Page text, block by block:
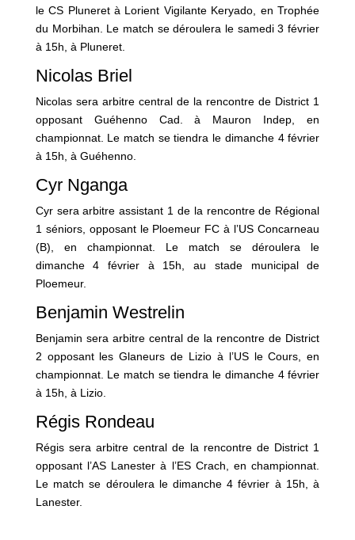
le CS Pluneret à Lorient Vigilante Keryado, en Trophée
du Morbihan. Le match se déroulera le samedi 3 février
à 15h, à Pluneret.
Nicolas Briel
Nicolas sera arbitre central de la rencontre de District 1
opposant Guéhenno Cad. à Mauron Indep, en
championnat. Le match se tiendra le dimanche 4 février
à 15h, à Guéhenno.
Cyr Nganga
Cyr sera arbitre assistant 1 de la rencontre de Régional
1 séniors, opposant le Ploemeur FC à l’US Concarneau
(B), en championnat. Le match se déroulera le
dimanche 4 février à 15h, au stade municipal de
Ploemeur.
Benjamin Westrelin
Benjamin sera arbitre central de la rencontre de District
2 opposant les Glaneurs de Lizio à l’US le Cours, en
championnat. Le match se tiendra le dimanche 4 février
à 15h, à Lizio.
Régis Rondeau
Régis sera arbitre central de la rencontre de District 1
opposant l’AS Lanester à l’ES Crach, en championnat.
Le match se déroulera le dimanche 4 février à 15h, à
Lanester.